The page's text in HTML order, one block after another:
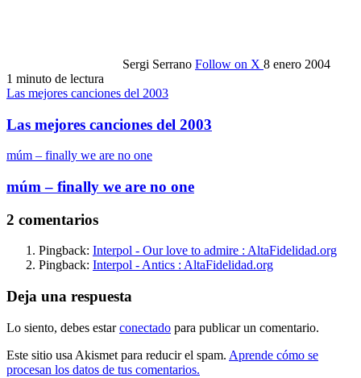
Sergi Serrano Follow on X 8 enero 2004
1 minuto de lectura
Las mejores canciones del 2003
Las mejores canciones del 2003
múm – finally we are no one
múm – finally we are no one
2 comentarios
Pingback: Interpol - Our love to admire : AltaFidelidad.org
Pingback: Interpol - Antics : AltaFidelidad.org
Deja una respuesta
Lo siento, debes estarconectado para publicar un comentario.
Este sitio usa Akismet para reducir el spam. Aprende cómo se
procesan los datos de tus comentarios.